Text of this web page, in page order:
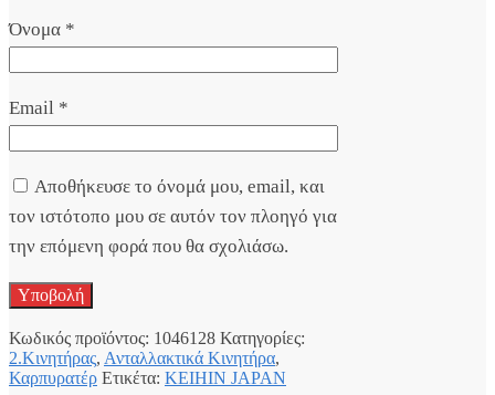
Όνομα *
Email *
Αποθήκευσε το όνομά μου, email, και
τον ιστότοπο μου σε αυτόν τον πλοηγό για
την επόμενη φορά που θα σχολιάσω.
Κωδικός προϊόντος: 1046128 Κατηγορίες:
2.Κινητήρας, Ανταλλακτικά Κινητήρα,
Καρπυρατέρ Ετικέτα: KEIHIN JAPAN